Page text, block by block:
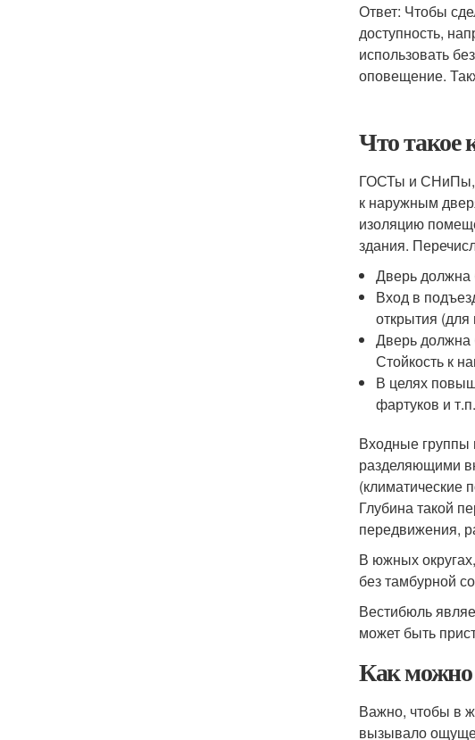
Ответ: Чтобы
доступность,
использовать
оповещение.
Что такое
ГОСТы и СНиПы,
к наружным
изоляцию
здания.
Дверь должна
Вход в
открытия
Дверь должна
Стойкость к
В целях
фартуков и т.п.
Входные группы
разделяющими
(климатические
Глубина такой
передвижения,
В южных
без тамбурной
Вестибюль
может быть
Как можно
Важно, чтобы в
вызывало